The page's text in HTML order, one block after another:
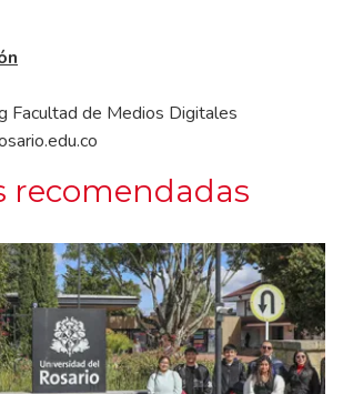
Facultad de Medios Digitales
recomendadas